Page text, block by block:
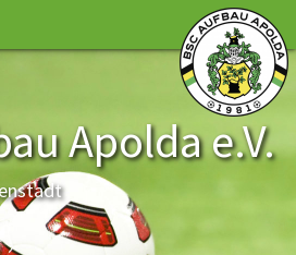
Apolda e.V.